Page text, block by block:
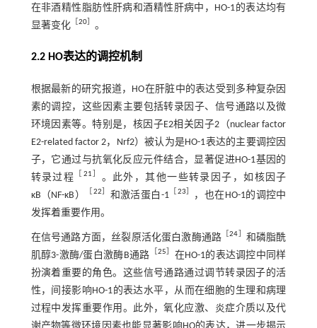
在非酒精性脂肪性肝病和酒精性肝病中，HO-1的表达均有
显著变化 ［20］ 。
2.2 HO表达的调控机制
根据最新的研究报道，HO在肝脏中的表达受到多种复杂因
素的调控，这些因素主要包括转录因子、信号通路以及微
环境因素等。特别是，核因子E2相关因子2（nuclear factor
E2-related factor 2，Nrf2）被认为是HO-1表达的主要调控因
子，它通过与抗氧化反应元件结合，显著促进HO-1基因的
转录过程
［ 21］ 。此外，其他一些转录因子，如核因子
κB（NF-κB）
［22］ 和激活蛋白-1 ［23］
，也在HO-1的调控中
发挥着重要作用。
在信号通路方面，丝裂原活化蛋白激酶通路 ［24］ 和磷脂酰
肌醇3-激酶/蛋白激酶B通路 ［25］ 在HO-1的表达调控中同样
扮演着重要的角色。这些信号通路通过调节转录因子的活
性，间接影响HO-1的表达水平，从而在细胞的生理和病理
过程中发挥重要作用。此外，氧化应激、炎症介质以及代